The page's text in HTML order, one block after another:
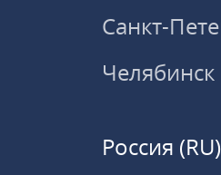
Санкт-
Челябинск
Россия (RU)